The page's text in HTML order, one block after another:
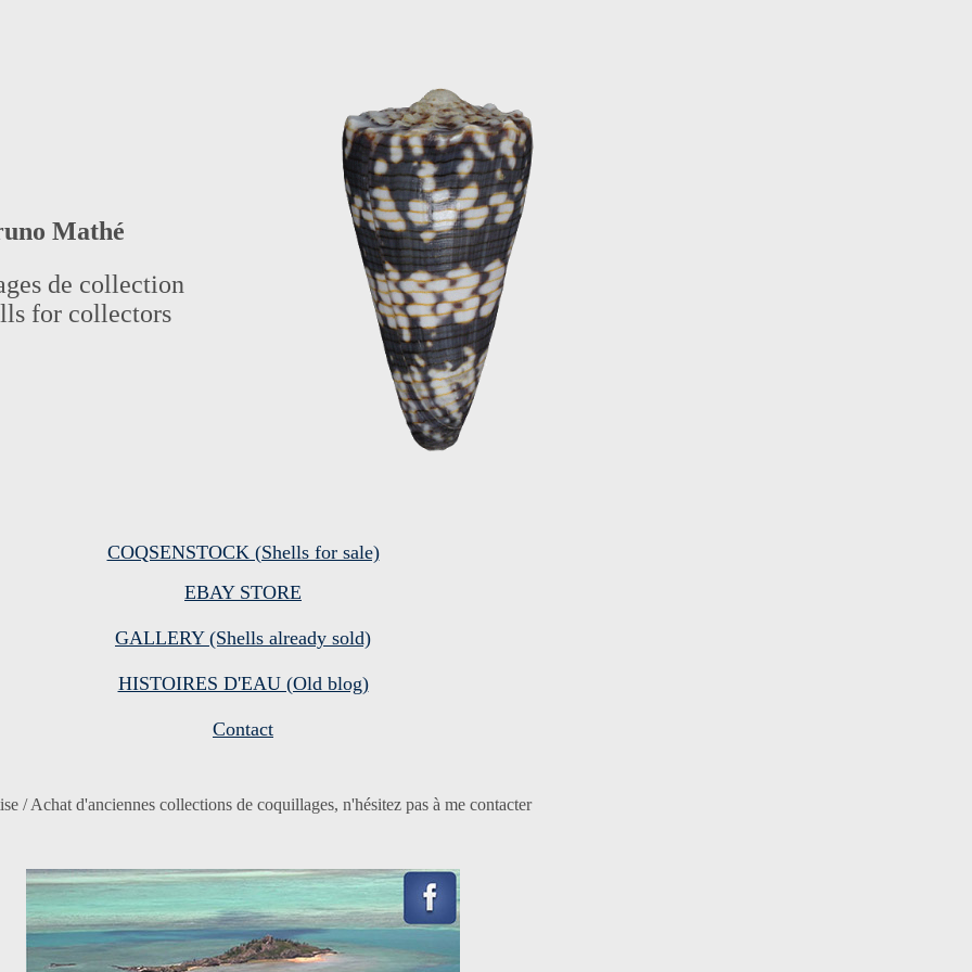
Mathé
de collection
for collectors
COQSENSTOCK (Shells for sale)
EBAY STORE
GALLERY (Shells already sold)
HISTOIRES D'EAU (Old blog)
Contact
/ Achat d'anciennes collections de coquillages, n'hésitez pas à me contacter